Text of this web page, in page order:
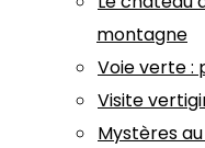
montagne
Voie verte :
Visite
Mystères